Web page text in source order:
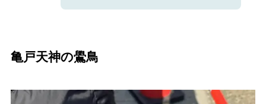
亀戸天神の鷽鳥